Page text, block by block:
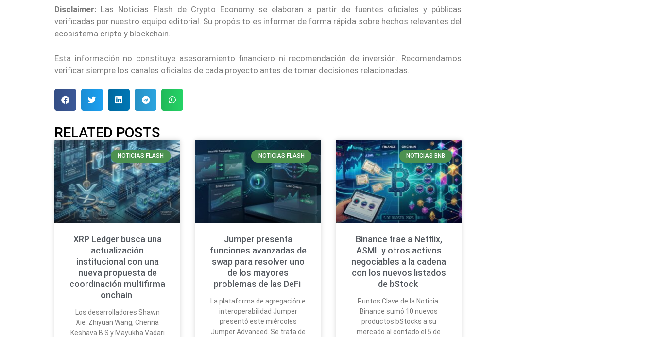
Disclaimer: Las Noticias Flash de Crypto Economy se elaboran a partir de fuentes oficiales y públicas
verificadas por nuestro equipo editorial. Su propósito es informar de forma rápida sobre hechos relevantes del
ecosistema cripto y blockchain.
Esta información no constituye asesoramiento financiero ni recomendación de inversión. Recomendamos
verificar siempre los canales oficiales de cada proyecto antes de tomar decisiones relacionadas.
RELATED POSTS
NOTICIAS FLASH
XRP Ledger busca una
actualización
institucional con una
nueva propuesta de
coordinación multifirma
onchain
Los desarrolladores Shawn
Xie, Zhiyuan Wang, Chenna
Keshava B S y Mayukha Vadari
NOTICIAS FLASH
Jumper presenta
funciones avanzadas de
swap para resolver uno
de los mayores
problemas de las DeFi
La plataforma de agregación e
interoperabilidad Jumper
presentó este miércoles
Jumper Advanced. Se trata de
NOTICIAS BNB
Binance trae a Netflix,
ASML y otros activos
negociables a la cadena
con los nuevos listados
de bStock
Puntos Clave de la Noticia:
Binance sumó 10 nuevos
productos bStocks a su
mercado al contado el 5 de